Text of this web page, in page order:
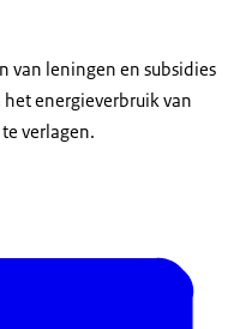
van leningen en subsidies
energieverbruik van
verlagen.